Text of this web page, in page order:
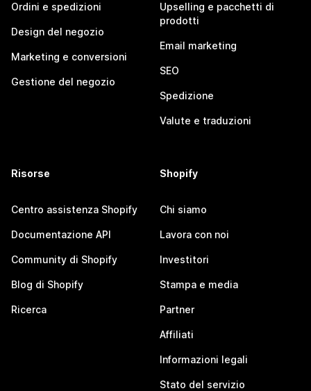
Ordini e spedizioni
Design del negozio
Marketing e conversioni
Gestione del negozio
Upselling e pacchetti di
prodotti
Email marketing
SEO
Spedizione
Valute e traduzioni
Risorse
Centro assistenza Shopify
Documentazione API
Community di Shopify
Blog di Shopify
Ricerca
Shopify
Chi siamo
Lavora con noi
Investitori
Stampa e media
Partner
Affiliati
Informazioni legali
Stato del servizio